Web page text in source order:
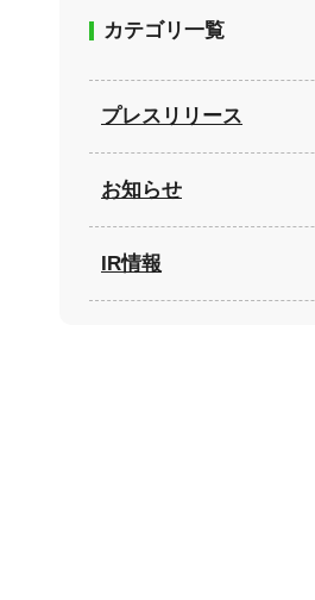
カテゴリ一覧
プレスリリース
お知らせ
IR情報